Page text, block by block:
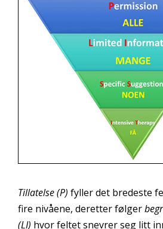
Tillatelse (P) fyller det bredeste
fire nivåene, deretter følger
(LI) hvor feltet snevrer seg litt